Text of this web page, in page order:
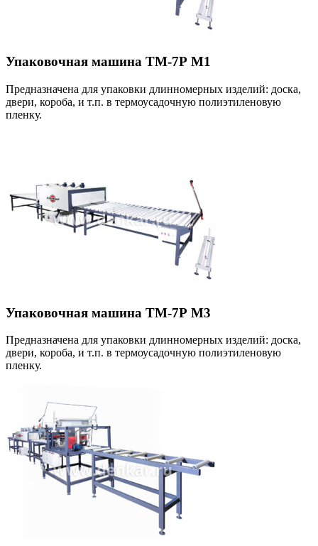
Упаковочная машина ТМ-7Р М1
Предназначена для упаковки длинномерных изделий: доска,
двери, короба, и т.п. в термоусадочную полиэтиленовую
пленку.
Упаковочная машина ТМ-7Р М3
Предназначена для упаковки длинномерных изделий: доска,
двери, короба, и т.п. в термоусадочную полиэтиленовую
пленку.